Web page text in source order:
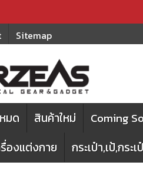
Sitemap
มด สินค้าใหม่ Coming
องแต่งกาย
กระเป๋า,เป้,กระ